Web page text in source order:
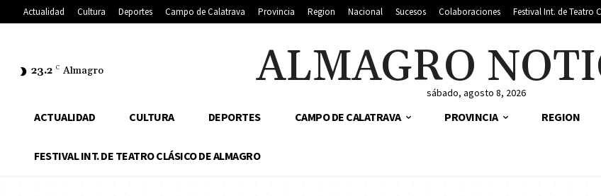
Actualidad Cultura Deportes Campo de Calatrava Provincia Region Nacional Sucesos Colaboraciones Festival Int. de Teatro
23.2 C Almagro ALMAGROsábado, agosto 8, 2026
ACTUALIDAD CULTURA DEPORTES CAMPO DE CALATRAVA PROVINCIA REGION
FESTIVAL INT. DE TEATRO CLÁSICO DE ALMAGRO